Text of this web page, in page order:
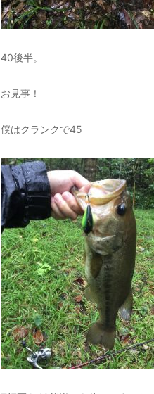
40後半。
お見事！
僕はクランクで45